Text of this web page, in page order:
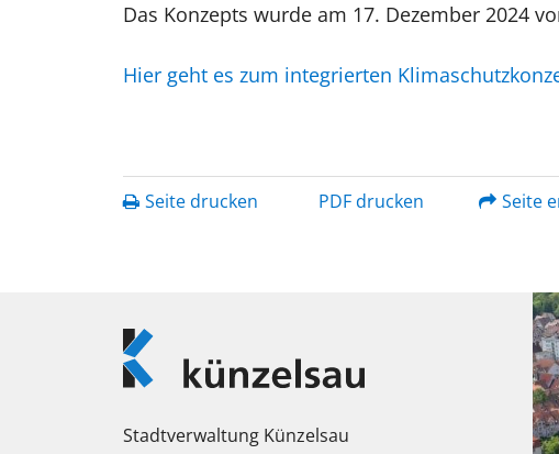
Das Konzepts wurde am 17. Dezember 2024
Hier geht es zum integrierten
Seite drucken PDF drucken Seite
Logo
Künzelsau
Stadtverwaltung Künzelsau